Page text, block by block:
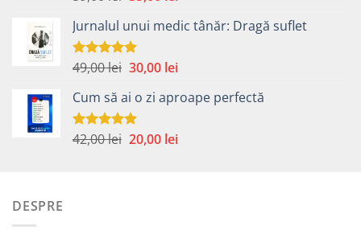
a
fost:
59,00 lei.
este:
Jurnalul unui medic tânăr: Dragă suflet
Evaluat la
49,00lei Prețul
a
fost:
49,00 lei.
30,00 leiPrețul
este:
Cum să ai o zi aproape perfectă
Evaluat la
42,00lei Prețul
20,00 leiPrețul
DESPRE